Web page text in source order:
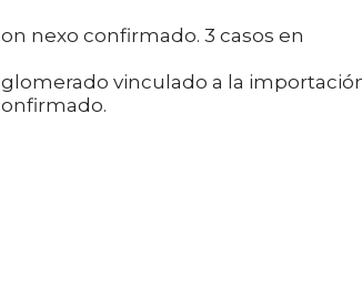
nexo confirmado. 3 casos en
vinculado a la